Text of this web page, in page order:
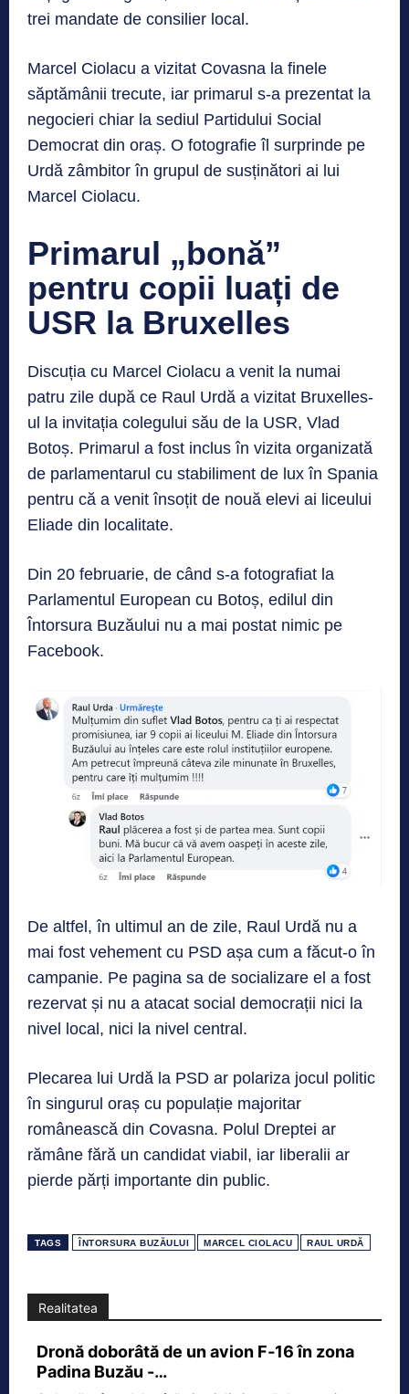
trei mandate de consilier local.
Marcel Ciolacu a vizitat Covasna la finele
săptămânii trecute, iar primarul s-a prezentat la
negocieri chiar la sediul Partidului Social
Democrat din oraș. O fotografie îl surprinde pe
Urdă zâmbitor în grupul de susținători ai lui
Marcel Ciolacu.
Primarul „bonă”
pentru copii luați de
USR la Bruxelles
Discuția cu Marcel Ciolacu a venit la numai
patru zile după ce Raul Urdă a vizitat Bruxelles-
ul la invitația colegului său de la USR, Vlad
Botoș. Primarul a fost inclus în vizita organizată
de parlamentarul cu stabiliment de lux în Spania
pentru că a venit însoțit de nouă elevi ai liceului
Eliade din localitate.
Din 20 februarie, de când s-a fotografiat la
Parlamentul European cu Botoș, edilul din
Întorsura Buzăului nu a mai postat nimic pe
Facebook.
De altfel, în ultimul an de zile, Raul Urdă nu a
mai fost vehement cu PSD așa cum a făcut-o în
campanie. Pe pagina sa de socializare el a fost
rezervat și nu a atacat social democrații nici la
nivel local, nici la nivel central.
Plecarea lui Urdă la PSD ar polariza jocul politic
în singurul oraș cu populație majoritar
românească din Covasna. Polul Dreptei ar
rămâne fără un candidat viabil, iar liberalii ar
pierde părți importante din public.
TAGS ÎNTORSURA BUZĂULUI MARCEL CIOLACU RAUL URDĂ
Realitatea
Dronă doborâtă de un avion F‑16 în zona
Padina Buzău -…